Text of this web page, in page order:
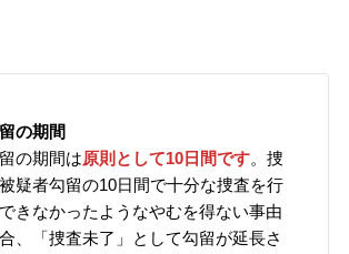
の期間
の期間は原則として10日間です。捜
疑者勾留の10日間で十分な捜査を行
きなかったようなやむを得ない事由
、「捜査未了」として勾留が延長さ